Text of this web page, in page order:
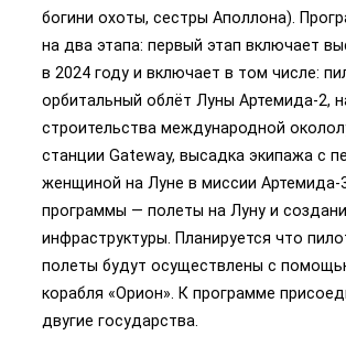
богини охоты, сестры Аполлона).
на два этапа: первый этап включает
в 2024 году и включает в том числе:
орбитальный облёт Луны Артемида-2,
строительства международной
станции Gateway, высадка экипажа с
женщиной на Луне в миссии Артемида-
программы — полеты на Луну и
инфраструктуры. Планируется что
полеты будут осуществлены с
корабля «Орион». К программе
двугие государства.